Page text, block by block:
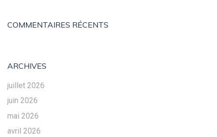
COMMENTAIRES RÉCENTS
ARCHIVES
juillet 2026
juin 2026
mai 2026
avril 2026